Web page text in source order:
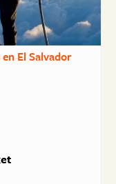
El Salvador